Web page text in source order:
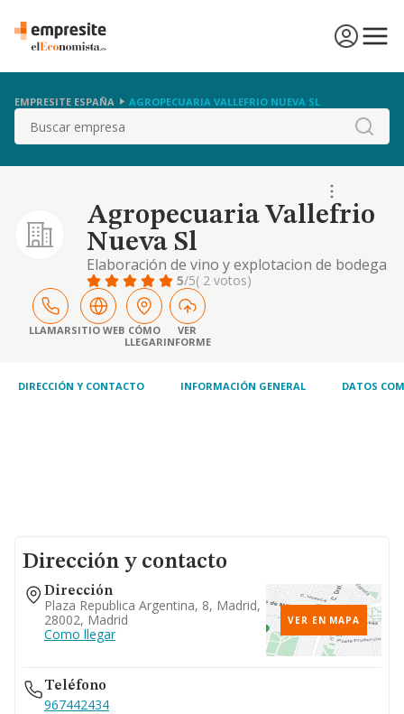
EMPRESITE ESPAÑA AGROPECUARIA VALLEFRIO NUEVA SL
Buscar
Agropecuaria Vallefrio
Nueva Sl
Elaboración de vino y explotacion de bodega
5/5( 2 votos)
LLAMARSITIO WEB CÓMO
LLEGAR
VER
INFORME
DIRECCIÓN Y CONTACTO INFORMACIÓN GENERAL DATOS
Dirección y contacto
Dirección
Plaza Republica Argentina, 8, Madrid,
28002, Madrid
Como llegar
VER EN MAPA
Teléfono
967442434